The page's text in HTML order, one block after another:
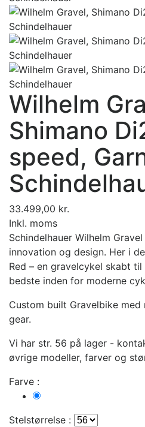
Wilhelm
Shimano
speed,
33.499,00 kr.
Inkl. moms
Schindelhauer Wilhelm
innovation og design. Her i
Red – en gravelcykel skabt
bedste inden for moderne
Custom built Gravelbike
gear.
Vi har str. 56 på lager -
øvrige modeller, farver og
Farve :
Garnet
Stelstørrelse :